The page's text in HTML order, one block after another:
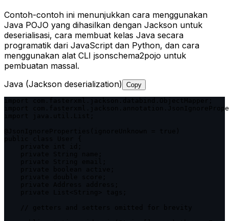
Contoh-contoh ini menunjukkan cara menggunakan
Java POJO yang dihasilkan dengan Jackson untuk
deserialisasi, cara membuat kelas Java secara
programatik dari JavaScript dan Python, dan cara
menggunakan alat CLI jsonschema2pojo untuk
pembuatan massal.
Java (Jackson deserialization) Copy
import